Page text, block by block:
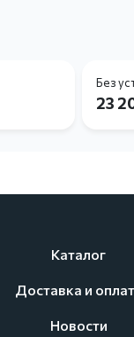
Без
23
Каталог
Доставка и
Новости